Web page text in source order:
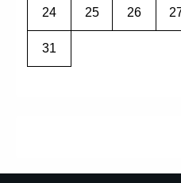
24 25 26
31